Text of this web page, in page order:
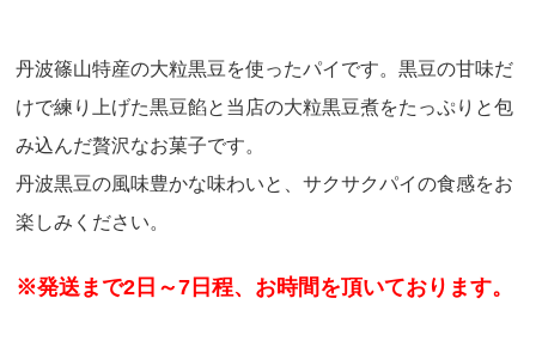
丹波篠山特産の大粒黒豆を使ったパイです。黒豆の甘味だ
けで練り上げた黒豆餡と当店の大粒黒豆煮をたっぷりと包
み込んだ贅沢なお菓子です。
丹波黒豆の風味豊かな味わいと、サクサクパイの食感をお
楽しみください。
※発送まで2日～7日程、お時間を頂いております。